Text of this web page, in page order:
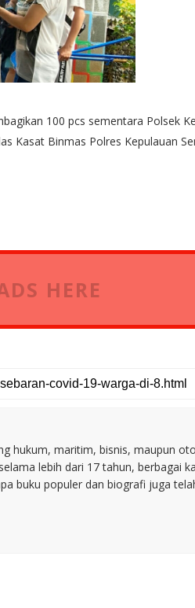
100 pcs sementara Polsek
Kasat Binmas Polres Kepulauan
HERE
hukum, maritim, bisnis, maupun
lebih dari 17 tahun, berbagai
buku populer dan biografi juga